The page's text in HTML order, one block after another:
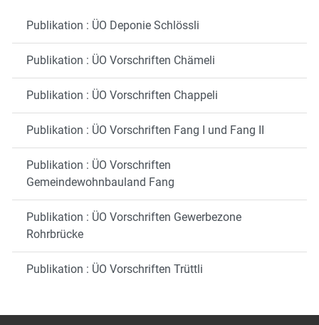
Publikation : ÜO Deponie Schlössli
Publikation : ÜO Vorschriften Chämeli
Publikation : ÜO Vorschriften Chappeli
Publikation : ÜO Vorschriften Fang I und Fang II
Publikation : ÜO Vorschriften
Gemeindewohnbauland Fang
Publikation : ÜO Vorschriften Gewerbezone
Rohrbrücke
Publikation : ÜO Vorschriften Trüttli